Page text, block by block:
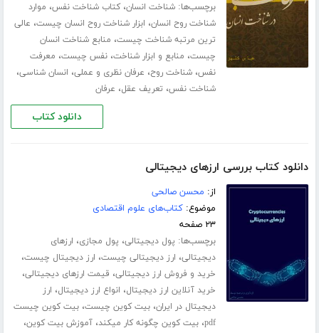
برچسب‌ها:شناخت انسان،کتاب شناخت نفس، موارد
شناخت روح انسان، ابزار شناخت روح انسان چیست، عالی
ترین مرتبه شناخت چیست، منابع شناخت انسان
چیست، منابع و ابزار شناخت،نفس چیست، معرفت
نفس،شناخت روح، عرفان نظری و عملی، انسان شناسی،
شناخت نفس، تعریف عقل، عرفان
دانلود کتاب
دانلود کتاب بررسی ارزهای دیجیتالی
از: محسن صالحی
موضوع:کتاب‌های علوم اقتصادی
۲۳ صفحه
برچسب‌ها: پول دیجیتالی، پول مجازی، ارزهای
دیجیتالی، ارز دیجیتالی چیست، ارز دیجیتال چیست،
خرید و فروش ارز دیجیتالی، قیمت ارزهای دیجیتالی،
خرید آنلاین ارز دیجیتال، انواع ارز دیجیتال، ارز
دیجیتال در ایران،بیت کوین چیست،بیت کوین چیست
pdf،بیت کوین چگونه کار میکند،آموزش بیت کوین،